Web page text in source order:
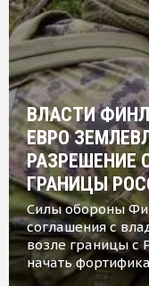
ВЛАСТИ
ЕВРО
РАЗРЕШЕНИЕ
ГРАНИЦЫ
Силы обороны
соглашения с
возле границы с
начать